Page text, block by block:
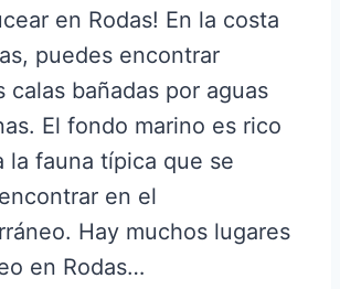
en Rodas! En la costa
puedes encontrar
calas bañadas por aguas
El fondo marino es rico
la fauna típica que se
en el
Hay muchos lugares
en Rodas…